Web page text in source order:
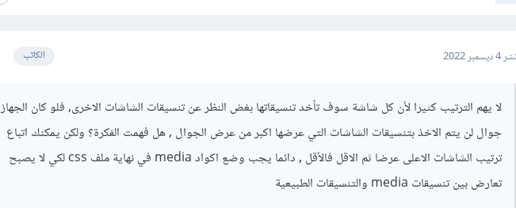
الكاتب نشر4 ديسمبر 2022
لا يهم الترتيب كثيرا لأن كل شاشة سوف تأخد تنسيقاتها بغض النظر عن تنسيقات الشاشات الاخرى, فلو كان الجهاز
جوال لن يتم الاخذ بتنسيقات الشاشات التي عرضها اكبر من عرض الجوال , هل فهمت الفكرة؟ ولكن يمكنك اتباع
ترتيب الشاشات الاعلى عرضا ثم الاقل فالأقل , دائما يجب وضع اكواد media في نهاية ملف css لكي لا يصبح
تعارض بين تنسيقات media والتنسيقات الطبيعية